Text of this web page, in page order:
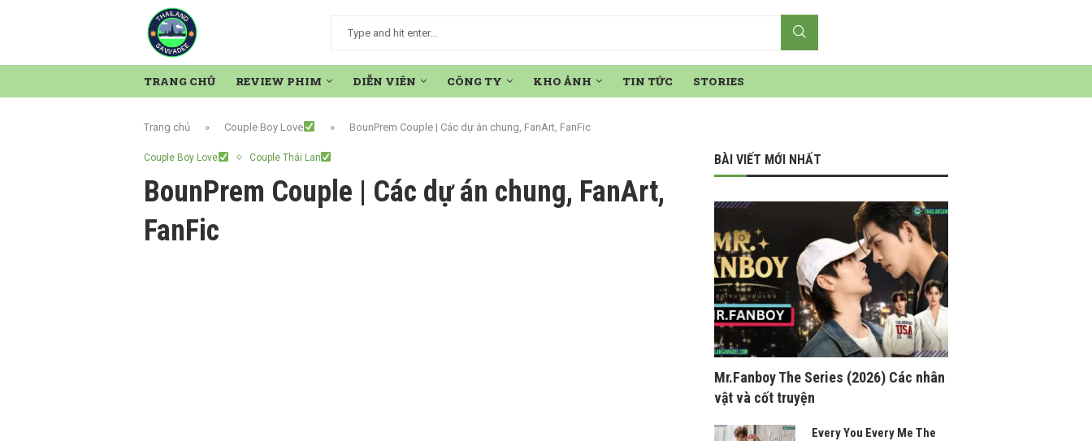
TRANG CHỦ REVIEW PHIM DIỄN VIÊN CÔNG TY KHO ẢNH TIN TỨC STORIES
Trang chủ » Couple Boy Love » BounPrem Couple | Các dự án chung, FanArt, FanFic
Couple Boy Love Couple Thái Lan
BounPrem Couple | Các dự án chung, FanArt,
FanFic
BÀI VIẾT MỚI NHẤT
Mr.Fanboy The Series (2026) Các nhân
vật và cốt truyện
Every You Every Me The